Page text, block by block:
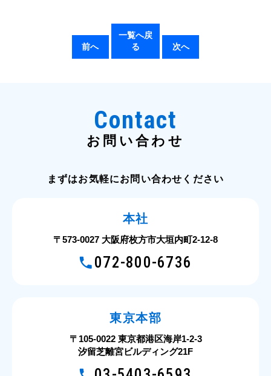
前へ
一覧へ戻
る
次へ
Contact
お問い合わせ
まずはお気軽にお問い合わせください
本社
〒573-0027 大阪府枚方市大垣内町2-12-8
072-800-6736
東京本部
〒105-0022 東京都港区海岸1-2-3
汐留芝離宮ビルディング21F